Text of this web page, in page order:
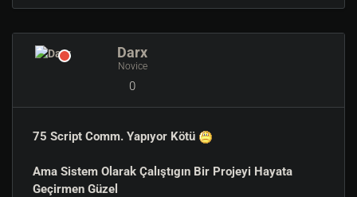
Darx
Novice
0
75 Script Comm. Yapıyor Kötü
Ama Sistem Olarak Çalıştıgın Bir Projeyi Hayata
Geçirmen Güzel